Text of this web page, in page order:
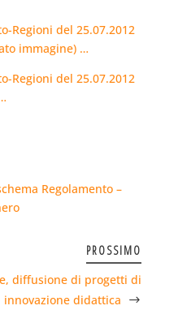
Regioni del 25.07.2012
immagine) …
Regioni del 25.07.2012
Regolamento –
PROSSIMO
diffusione di progetti di
innovazione didattica